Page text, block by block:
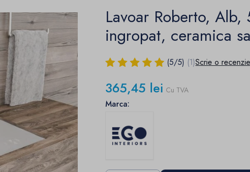
Lavoar Roberto,
ingropat, ceramica
(5/5) (1)Scrie o recenzie
365,45 lei Cu TVA
Marca: